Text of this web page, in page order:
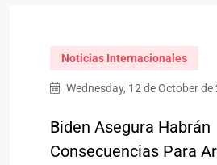
Noticias Internacionales
Wednesday, 12 de October de
Biden Asegura Habrán
Consecuencias Para